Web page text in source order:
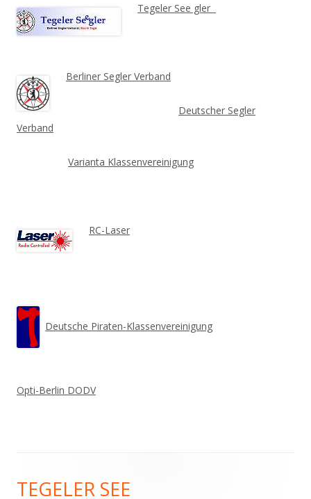
Tegeler See gler
Berliner Segler Verband
Deutscher Segler
Verband
Varianta Klassenvereinigung
RC-Laser
Deutsche Piraten-Klassenvereinigung
Opti-Berlin DODV
Inhalt
TEGELER SEE